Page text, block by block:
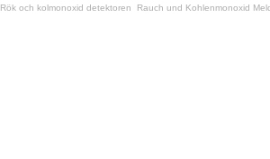
Rök och kolmonoxid detektoren Rauch und Kohlenmonoxid